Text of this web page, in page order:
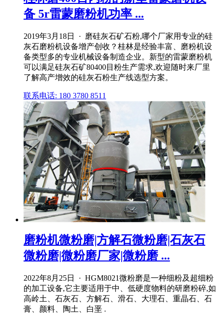
备 5r雷蒙磨粉机功率 ...
2019年3月18日 · 磨硅灰石矿石粉,哪个厂家用专业的硅
灰石磨粉机设备增产创收？桂林是经验丰富、磨粉机设
备类型多的专业机械设备制造企业。新型的雷蒙磨粉机
可以满足硅灰石矿80400目粉生产需求,欢迎随时来厂里
了解高产增效的硅灰石粉生产线选型方案。
联系电话: 180 3780 8511
磨粉机微粉磨|方解石微粉磨|石灰石
微粉磨|微粉磨厂家|微粉磨 ...
2022年8月25日 · HGM8021微粉磨是一种细粉及超细粉
的加工设备,它主要适用于中、低硬度物料的研磨粉碎,如
高岭土、石灰石、方解石、滑石、大理石、重晶石、石
膏、颜料、陶土、白垩 .